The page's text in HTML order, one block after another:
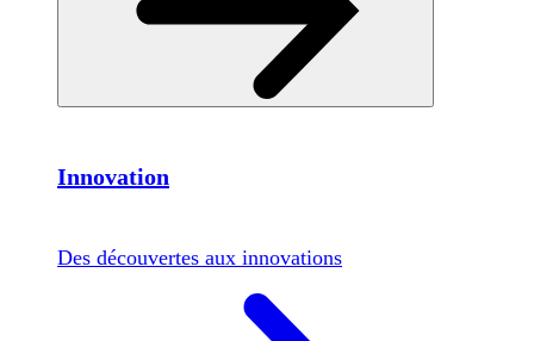
Innovation
Des découvertes aux innovations